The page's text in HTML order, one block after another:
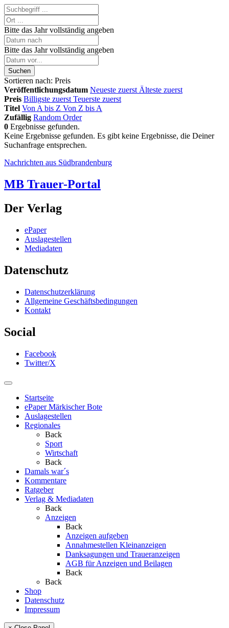
Bitte das Jahr vollständig angeben
Bitte das Jahr vollständig angeben
Suchen
Sortieren nach: Preis
Veröffentlichungsdatum Neueste zuerst Älteste zuerst
Preis Billigste zuerst Teuerste zuerst
Titel Von A bis Z Von Z bis A
Zufällig Random Order
0 Ergebnisse gefunden.
Keine Ergebnisse gefunden. Es gibt keine Ergebnisse, die Deiner
Suchanfrage entsprechen.
Nachrichten aus Südbrandenburg
MB Trauer-Portal
Der Verlag
ePaper
Auslagestellen
Mediadaten
Datenschutz
Datenschutzerklärung
Allgemeine Geschäftsbedingungen
Kontakt
Social
Facebook
Twitter/X
Startseite
ePaper Märkischer Bote
Auslagestellen
Regionales
Back
Sport
Wirtschaft
Back
Damals war´s
Kommentare
Ratgeber
Verlag & Mediadaten
Back
Anzeigen
Back
Anzeigen aufgeben
Annahmestellen Kleinanzeigen
Danksagungen und Traueranzeigen
AGB für Anzeigen und Beilagen
Back
Back
Shop
Datenschutz
Impressum